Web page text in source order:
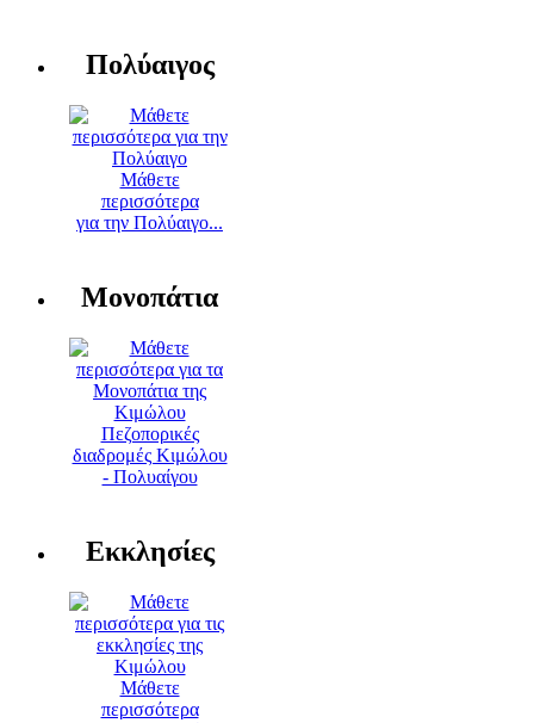
Πολύαιγος
Μάθετε
περισσότερα
για την Πολύαιγο...
Μονοπάτια
Πεζοπορικές
διαδρομές Κιμώλου
- Πολυαίγου
Εκκλησίες
Μάθετε
περισσότερα